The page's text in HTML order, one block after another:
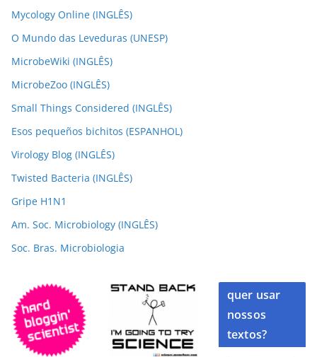
Mycology Online (INGLÊS)
O Mundo das Leveduras (UNESP)
MicrobeWiki (INGLÊS)
MicrobeZoo (INGLÊS)
Small Things Considered (INGLÊS)
Esos pequeños bichitos (ESPANHOL)
Virology Blog (INGLÊS)
Twisted Bacteria (INGLÊS)
Gripe H1N1
Am. Soc. Microbiology (INGLÊS)
Soc. Bras. Microbiologia
quer usar
nossos
textos?